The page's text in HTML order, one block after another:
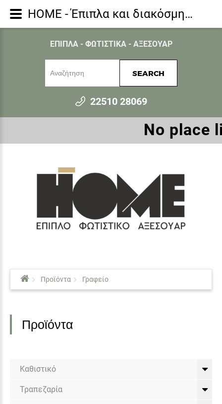
ΕΠΙΠΛΑ - ΦΩΤΙΣΤΙΚΑ - ΑΞΕΣΟΥΑΡ
SEARCH
22510 28069
Νο place
Προϊόντα Γραφείο
Προϊόντα
Καθιστικό
Τραπεζαρία
HOME - Έπιπλα και διακόσμηση για όλο το σπίτι - Γραφείο